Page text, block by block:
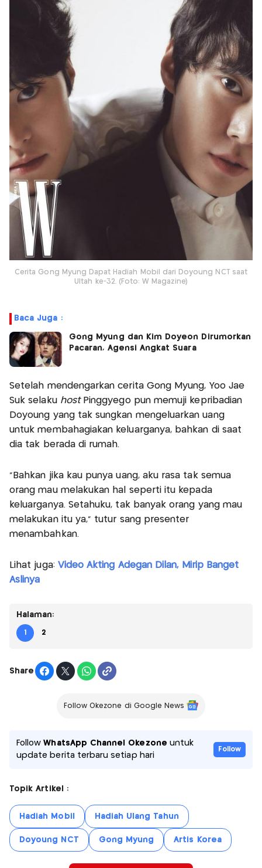
Cerita Gong Myung Dapat Hadiah Mobil dari Doyoung NCT saat
Ultah ke-32. (Foto: W Magazine)
Baca Juga :
Gong Myung dan Kim Doyeon Dirumorkan
Pacaran, Agensi Angkat Suara
Setelah mendengarkan cerita Gong Myung, Yoo Jae
Suk selaku hostPinggyego pun memuji kepribadian
Doyoung yang tak sungkan mengeluarkan uang
untuk membahagiakan keluarganya, bahkan di saat
dia tak berada di rumah.
“Bahkan jika kau punya uang, aku rasa tak semua
orang mau melakukan hal seperti itu kepada
keluarganya. Setahuku, tak banyak orang yang mau
melakukan itu ya,” tutur sang presenter
menambahkan.
Lihat juga: Video Akting Adegan Dilan, Mirip Banget
Aslinya
Halaman:
1 2
Share
Follow Okezone di Google News
FollowWhatsApp Channel Okezone untuk
update berita terbaru setiap hari
Follow
Topik Artikel :
Hadiah Mobil Hadiah Ulang Tahun
Doyoung NCT Gong Myung Artis Korea